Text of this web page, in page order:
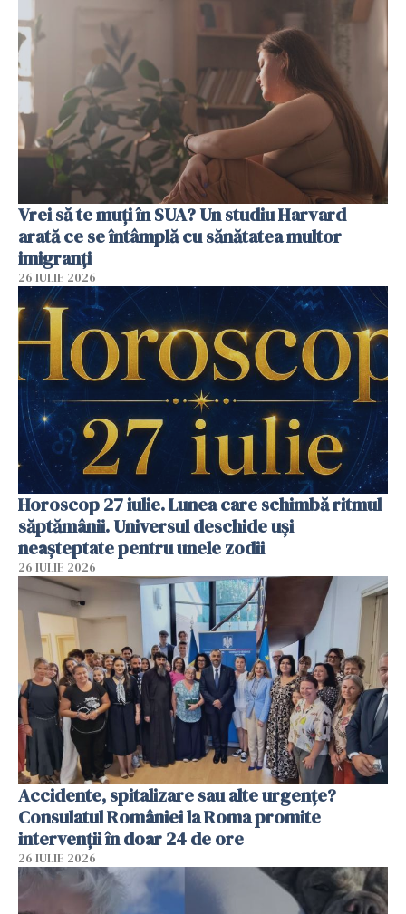
Vrei să te muți în SUA? Un studiu Harvard
arată ce se întâmplă cu sănătatea multor
imigranți
26 IULIE 2026
Horoscop 27 iulie. Lunea care schimbă ritmul
săptămânii. Universul deschide uși
neașteptate pentru unele zodii
26 IULIE 2026
Accidente, spitalizare sau alte urgențe?
Consulatul României la Roma promite
intervenții în doar 24 de ore
26 IULIE 2026